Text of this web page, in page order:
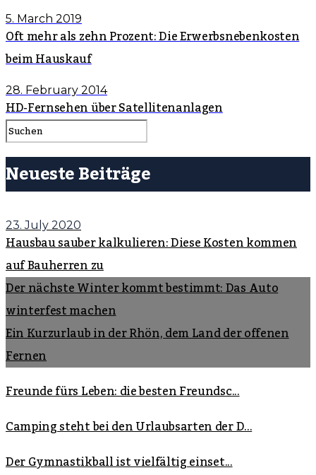
5. March 2019
Oft mehr als zehn Prozent: Die Erwerbsnebenkosten
beim Hauskauf
28. February 2014
HD-Fernsehen über Satellitenanlagen
Neueste Beiträge
23. July 2020
Hausbau sauber kalkulieren: Diese Kosten kommen
auf Bauherren zu
Der nächste Winter kommt bestimmt: Das Auto
winterfest machen
Ein Kurzurlaub in der Rhön, dem Land der offenen
Fernen
Freunde fürs Leben: die besten Freundsc...
Camping steht bei den Urlaubsarten der D...
Der Gymnastikball ist vielfältig einset...